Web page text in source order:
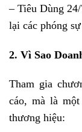
– Tiêu Dùng
lại các phóng
2. Vì Sao
Tham gia
cáo, mà là
thương hiệu: